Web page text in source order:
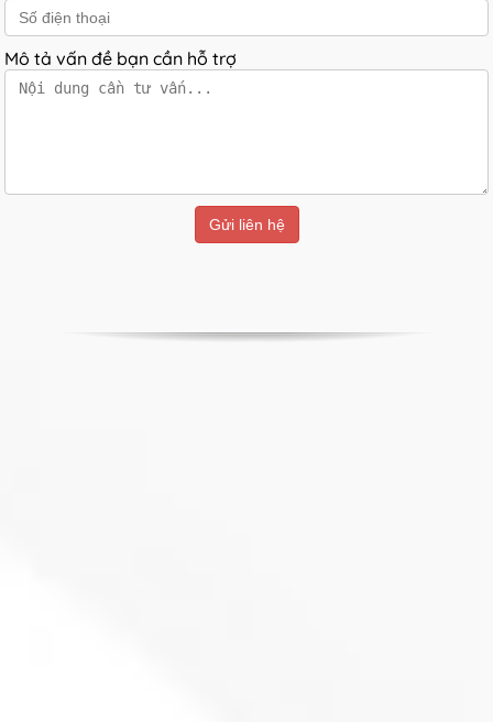
Mô tả vấn đề bạn cần hỗ trợ